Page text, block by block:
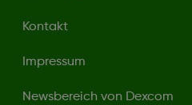
Kontakt
Impressum
Newsbereich von Dexcom